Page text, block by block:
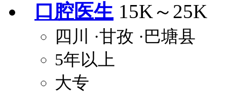
口腔医生 15K～25K
四川 ·甘孜 ·巴塘县
5年以上
大专